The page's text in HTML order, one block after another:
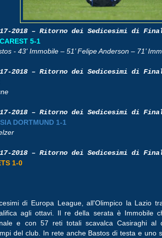
2018 – Ritorno dei Sedicesimi di
5-1
- 43' Immobile – 51’ Felipe Anderson – 71’
2018 – Ritorno dei Sedicesimi di
2018 – Ritorno dei Sedicesimi di
DORTMUND 1-1
2018 – Ritorno dei Sedicesimi di
1-0
di Europa League, all'Olimpico la Lazio
agli ottavi. Il re della serata è Immobile
e con 57 reti totali scavalca Casiraghi al
del club. In rete anche Bastos di testa e uno